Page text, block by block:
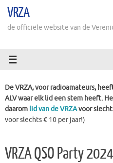
naarVRZA
de officiële website van de
De VRZA, voor radioamateurs,
ALV waar elk lid een stem heeft.
daarom lid van de VRZAvoor
voor slechts € 10 per jaar!)
VRZA QSO Party